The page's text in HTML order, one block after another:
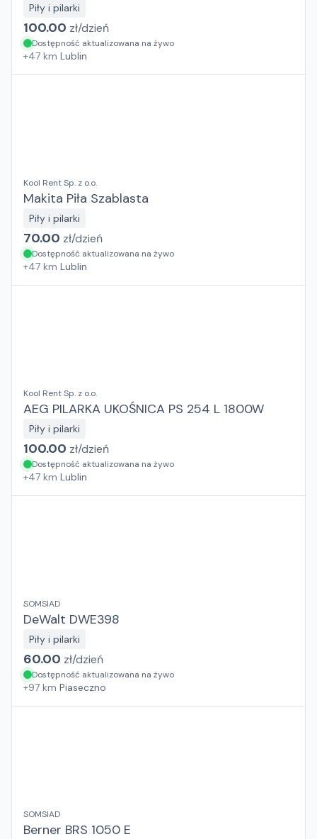
Piły i pilarki
100.00 zł/dzień
Dostępność aktualizowana na żywo
+47 km Lublin
Kool Rent Sp. z o.o.
Makita Piła Szablasta
Piły i pilarki
70.00 zł/dzień
Dostępność aktualizowana na żywo
+47 km Lublin
Kool Rent Sp. z o.o.
AEG PILARKA UKOŚNICA PS 254 L 1800W
Piły i pilarki
100.00 zł/dzień
Dostępność aktualizowana na żywo
+47 km Lublin
SOMSIAD
DeWalt DWE398
Piły i pilarki
60.00 zł/dzień
Dostępność aktualizowana na żywo
+97 km Piaseczno
SOMSIAD
Berner BRS 1050 E